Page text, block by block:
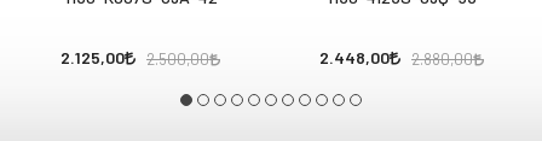
2.125,00 2.500,00 2.448,00 2.880,00